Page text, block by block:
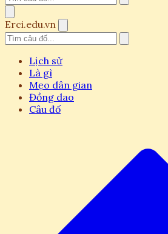
Erci.edu.vn
Lịch sử
Là gì
Mẹo dân gian
Đồng dao
Câu đố